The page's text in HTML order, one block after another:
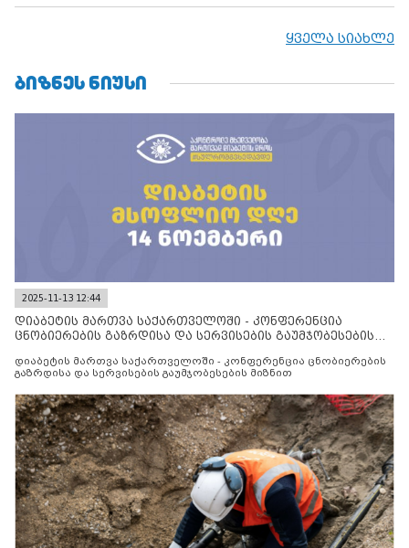
ყველა სიახლე
ᲑᲘᲖᲜᲔᲡ ᲜᲘᲣᲡᲘ
2025-11-13 12:44
დიაბეტის მართვა საქართველოში - კონფერენცია
ცნობიერების გაზრდისა და სერვისების გაუმჯობესების
დიაბეტის მართვა საქართველოში - კონფერენცია ცნობიერების
გაზრდისა და სერვისების გაუმჯობესების მიზნით